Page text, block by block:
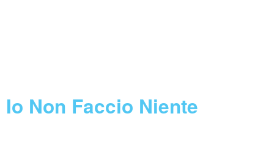
Io Non Faccio Niente